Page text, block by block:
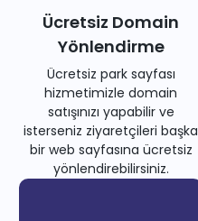
Ücretsiz Domain
Yönlendirme
Ücretsiz park sayfası
hizmetimizle domain
satışınızı yapabilir ve
isterseniz ziyaretçileri başka
bir web sayfasına ücretsiz
yönlendirebilirsiniz.